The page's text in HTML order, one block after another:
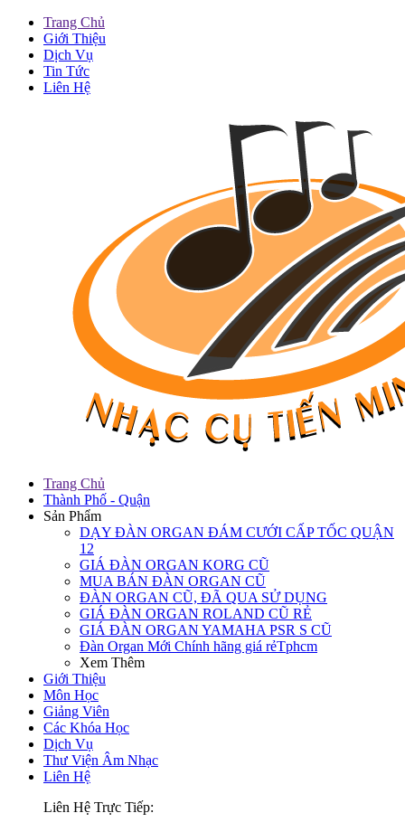
Trang Chủ
Giới Thiệu
Dịch Vụ
Tin Tức
Liên Hệ
Trang Chủ
Thành Phố - Quận
Sản Phẩm
DẠY ĐÀN ORGAN ĐÁM CƯỚI CẤP TỐC QUẬN
12
GIÁ ĐÀN ORGAN KORG CŨ
MUA BÁN ĐÀN ORGAN CŨ
ĐÀN ORGAN CŨ, ĐÃ QUA SỬ DỤNG
GIÁ ĐÀN ORGAN ROLAND CŨ RẺ
GIÁ ĐÀN ORGAN YAMAHA PSR S CŨ
Đàn Organ Mới Chính hãng giá rẻTphcm
Xem Thêm
Giới Thiệu
Môn Học
Giảng Viên
Các Khóa Học
Dịch Vụ
Thư Viện Âm Nhạc
Liên Hệ
Liên Hệ Trực Tiếp: